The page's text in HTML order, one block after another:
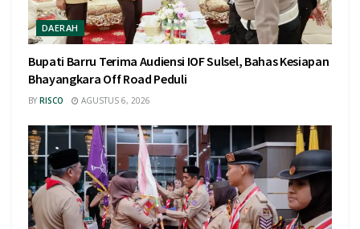
DAERAH
Bupati Barru Terima Audiensi IOF Sulsel, Bahas Kesiapan
Bhayangkara Off Road Peduli
BY RISCO AGUSTUS 6, 2026